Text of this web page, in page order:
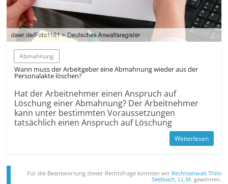
Abmahnung
Wann muss der Arbeitgeber eine Abmahnung wieder aus der
Personalakte löschen?
Hat der Arbeitnehmer einen Anspruch auf
Löschung einer Abmahnung? Der Arbeitnehmer
kann unter bestimmten Voraussetzungen
tatsächlich einen Anspruch auf Löschung
Weiterlesen
Für die Beantwortung dieser Rechts­frage konnten wir Rechtsanwalt Thilo
Seelbach, LL.M. gewinnen.